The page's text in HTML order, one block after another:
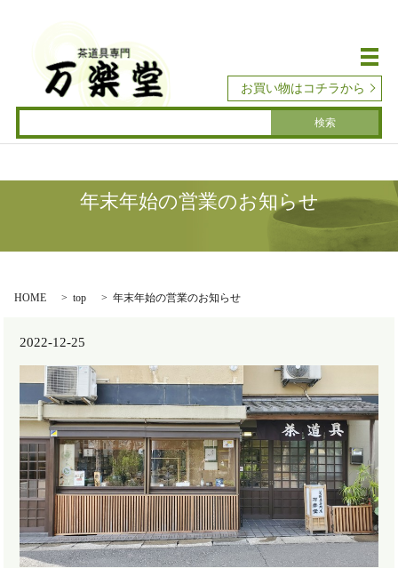
メ
お買い物はコチラから
年末年始の営業のお知らせ
HOME top 年末年始の営業のお知らせ
2022-12-25